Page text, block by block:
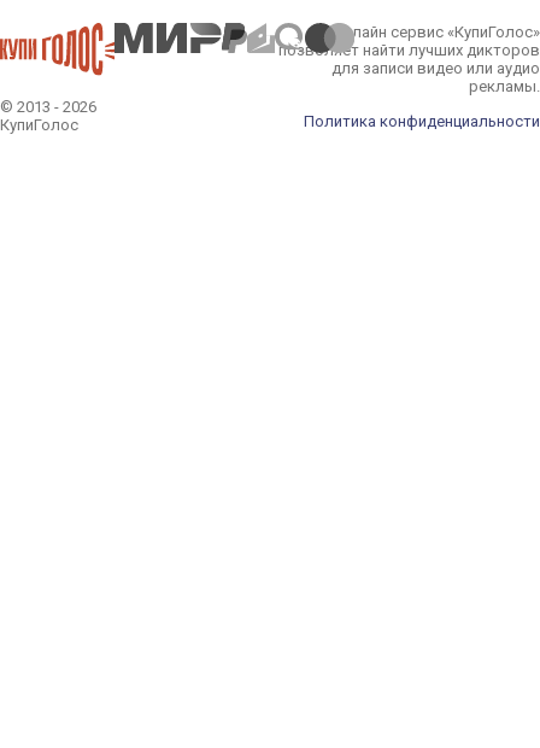
© 2013 - 2026
КупиГолос
Онлайн сервис «КупиГолос»
позволяет найти лучших дикторов
для записи видео или аудио
рекламы.
Политика конфиденциальности